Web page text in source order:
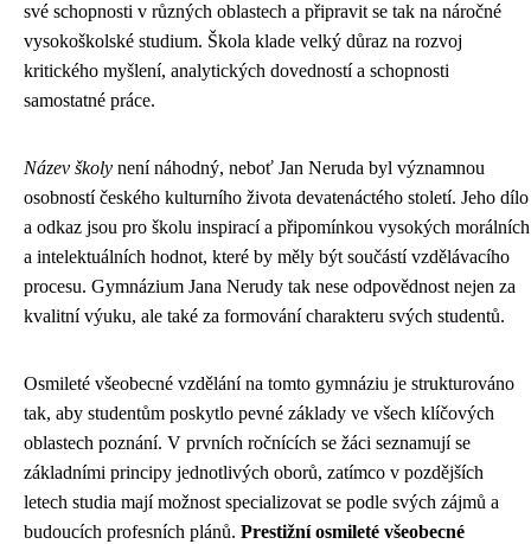
své schopnosti v různých oblastech a připravit se tak na náročné
vysokoškolské studium. Škola klade velký důraz na rozvoj
kritického myšlení, analytických dovedností a schopnosti
samostatné práce.
Název školy není náhodný, neboť Jan Neruda byl významnou
osobností českého kulturního života devatenáctého století. Jeho dílo
a odkaz jsou pro školu inspirací a připomínkou vysokých morálních
a intelektuálních hodnot, které by měly být součástí vzdělávacího
procesu. Gymnázium Jana Nerudy tak nese odpovědnost nejen za
kvalitní výuku, ale také za formování charakteru svých studentů.
Osmileté všeobecné vzdělání na tomto gymnáziu je strukturováno
tak, aby studentům poskytlo pevné základy ve všech klíčových
oblastech poznání. V prvních ročnících se žáci seznamují se
základními principy jednotlivých oborů, zatímco v pozdějších
letech studia mají možnost specializovat se podle svých zájmů a
budoucích profesních plánů. Prestižní osmileté všeobecné